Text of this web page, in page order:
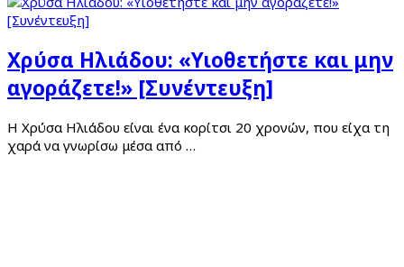
Χρύσα Ηλιάδου: «Υιοθετήστε και μην
αγοράζετε!» [Συνέντευξη]
Η Χρύσα Ηλιάδου είναι ένα κορίτσι 20 χρονών, που είχα τη
χαρά να γνωρίσω μέσα από …